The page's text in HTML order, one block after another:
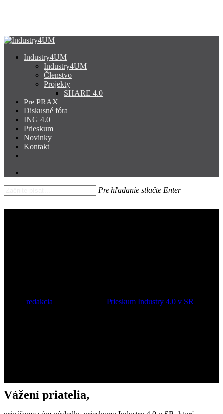
content
search
Menu
Industry4UM
Industry4UM
Členstvo
Projekty
SHARE 4.0
Pre PRAX
Diskusné fóra
ING 4.0
Prieskum
Novinky
Kontakt
Pre hľadanie stlačte Enter
Search
redakcia Prieskum Industry 4.0 v SR
Vážení priatelia,